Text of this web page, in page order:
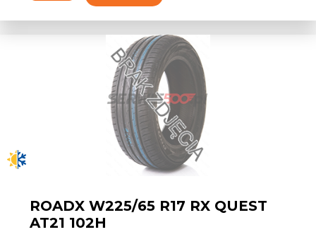
ROADX W225/65 R17 RX QUEST
AT21 102H